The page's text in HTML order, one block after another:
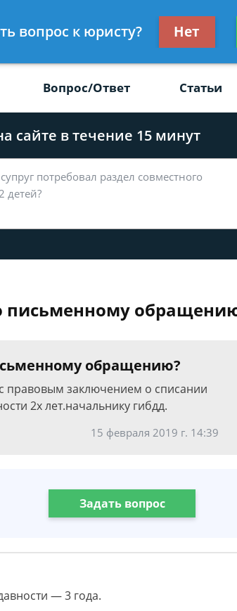
Вопрос/Ответ Статьи
сайте в течение 15 минут
письменному
обращению?
правовым заключением о списании
2х лет.начальнику гибдд.
15 февраля 2019 г. 14:39
Задать вопрос
— 3 года.
вопрос к юристу? Нет